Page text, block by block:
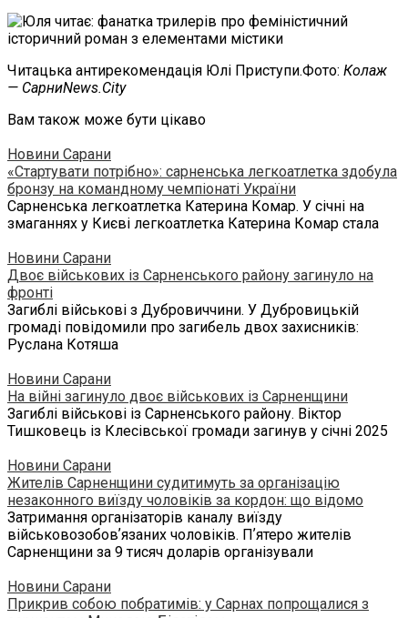
Читацька антирекомендація Юлі Приступи.Фото: Колаж
— СарниNews.City
Вам також може бути цікаво
Новини Сарани
«Стартувати потрібно»: сарненська легкоатлетка здобула
бронзу на командному чемпіонаті України
Сарненська легкоатлетка Катерина Комар. У січні на
змаганнях у Києві легкоатлетка Катерина Комар стала
Новини Сарани
Двоє військових із Сарненського району загинуло на
фронті
Загиблі військові з Дубровиччини. У Дубровицькій
громаді повідомили про загибель двох захисників:
Руслана Котяша
Новини Сарани
На війні загинуло двоє військових із Сарненщини
Загиблі військові із Сарненського району. Віктор
Тишковець із Клесівської громади загинув у січні 2025
Новини Сарани
Жителів Сарненщини судитимуть за організацію
незаконного виїзду чоловіків за кордон: що відомо
Затримання організаторів каналу виїзду
військовозобовʼязаних чоловіків. Пʼятеро жителів
Сарненщини за 9 тисяч доларів організували
Новини Сарани
Прикрив собою побратимів: у Сарнах попрощалися з